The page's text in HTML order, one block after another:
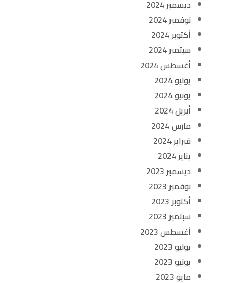
ديسمبر 2024
نوفمبر 2024
أكتوبر 2024
سبتمبر 2024
أغسطس 2024
يوليو 2024
يونيو 2024
أبريل 2024
مارس 2024
فبراير 2024
يناير 2024
ديسمبر 2023
نوفمبر 2023
أكتوبر 2023
سبتمبر 2023
أغسطس 2023
يوليو 2023
يونيو 2023
مايو 2023